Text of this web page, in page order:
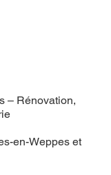
– Rénovation,
en-Weppes et